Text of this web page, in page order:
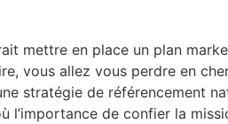
mettre en place un plan
vous allez vous perdre en
stratégie de référencement
l’importance de confier la